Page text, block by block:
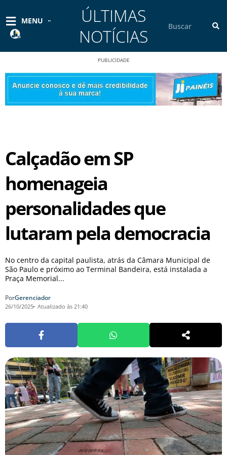
conteúdo
MENU
ÚLTIMAS
NOTÍCIAS
PUBLICIDADE
Calçadão em SP
homenageia
personalidades que
lutaram pela democracia
No centro da capital paulista, atrás da Câmara Municipal de
São Paulo e próximo ao Terminal Bandeira, está instalada a
Praça Memorial...
PorGerenciador
26/10/2025 Atualizado às 21:40